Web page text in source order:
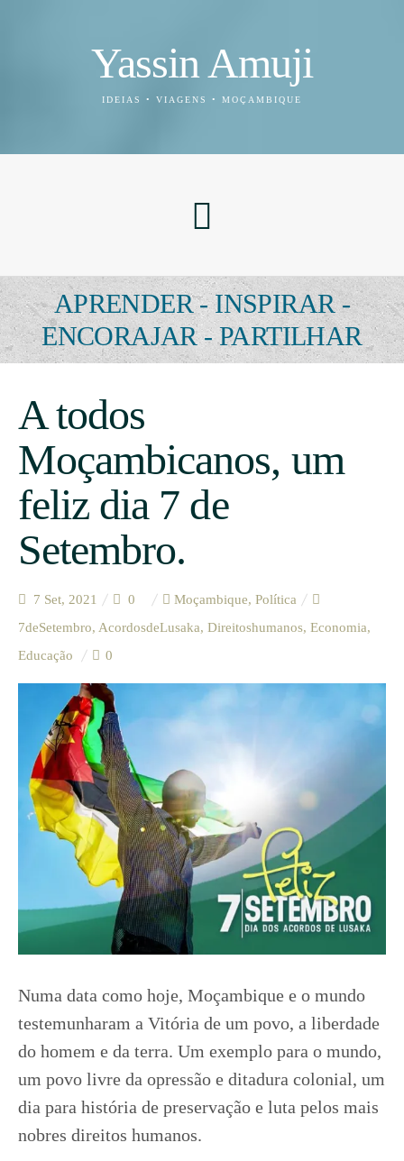
Yassin Amuji
IDEIAS • VIAGENS • MOÇAMBIQUE
APRENDER - INSPIRAR -
ENCORAJAR - PARTILHAR
A todos
Moçambicanos, um
feliz dia 7 de
Setembro.
7 Set, 2021 0 Moçambique, Política
7deSetembro, AcordosdeLusaka, Direitoshumanos, Economia,
Educação
0
Numa data como hoje, Moçambique e o mundo
testemunharam a Vitória de um povo, a liberdade
do homem e da terra. Um exemplo para o mundo,
um povo livre da opressão e ditadura colonial, um
dia para história de preservação e luta pelos mais
nobres direitos humanos.